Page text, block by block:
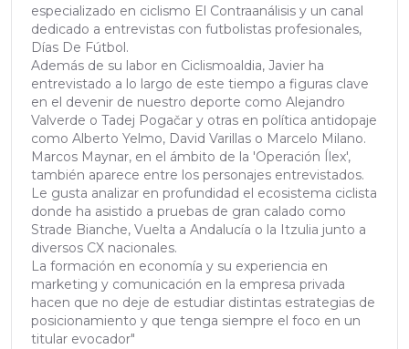
especializado en ciclismo El Contraanálisis y un canal
dedicado a entrevistas con futbolistas profesionales,
Días De Fútbol.
Además de su labor en Ciclismoaldia, Javier ha
entrevistado a lo largo de este tiempo a figuras clave
en el devenir de nuestro deporte como Alejandro
Valverde o Tadej Pogačar y otras en política antidopaje
como Alberto Yelmo, David Varillas o Marcelo Milano.
Marcos Maynar, en el ámbito de la 'Operación Ílex',
también aparece entre los personajes entrevistados.
Le gusta analizar en profundidad el ecosistema ciclista
donde ha asistido a pruebas de gran calado como
Strade Bianche, Vuelta a Andalucía o la Itzulia junto a
diversos CX nacionales.
La formación en economía y su experiencia en
marketing y comunicación en la empresa privada
hacen que no deje de estudiar distintas estrategias de
posicionamiento y que tenga siempre el foco en un
titular evocador"